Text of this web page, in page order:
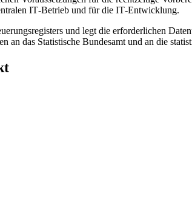
IT-Betrieb und für die IT-Entwicklung.
und legt die erforderlichen
an das Statistische Bundesamt und an die